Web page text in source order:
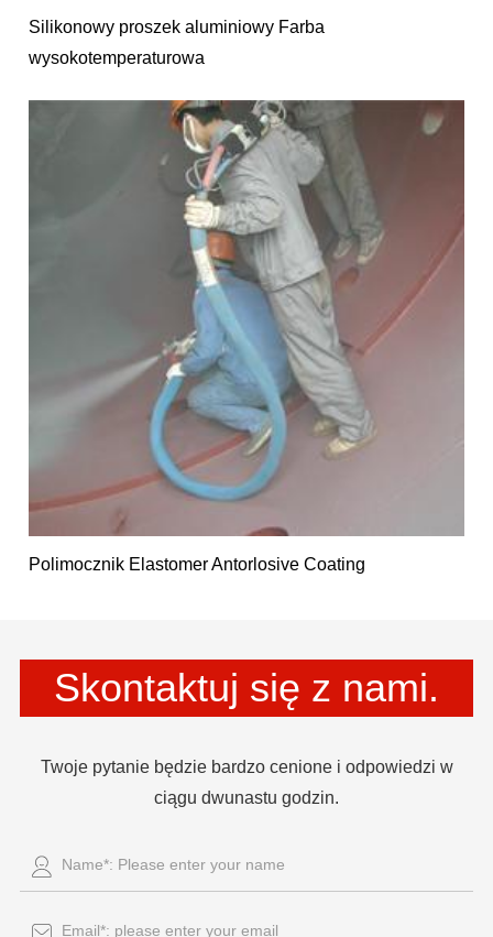
Silikonowy proszek aluminiowy Farba
wysokotemperaturowa
Polimocznik Elastomer Antorlosive Coating
Skontaktuj się z nami.
Twoje pytanie będzie bardzo cenione i odpowiedzi w
ciągu dwunastu godzin.